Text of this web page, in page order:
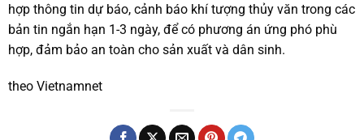
hợp thông tin dự báo, cảnh báo khí tượng thủy văn trong các
bản tin ngắn hạn 1-3 ngày, để có phương án ứng phó phù
hợp, đảm bảo an toàn cho sản xuất và dân sinh.
theo Vietnamnet